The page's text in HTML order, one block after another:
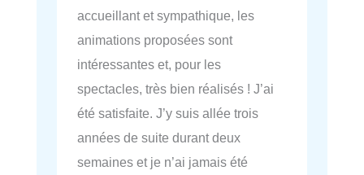
accueillant et sympathique, les
animations proposées sont
intéressantes et, pour les
spectacles, très bien réalisés ! J’ai
été satisfaite. J’y suis allée trois
années de suite durant deux
semaines et je n’ai jamais été